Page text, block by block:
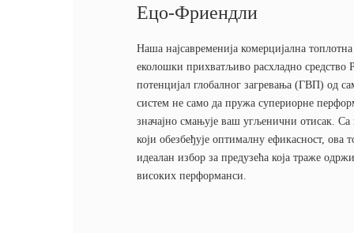
Ецо-Фриендли
Наша најсавременија комерцијална
еколошки прихватљиво расхладно средство
потенцијал глобалног загревања (ГВП) од
систем не само да пружа супериорне
значајно смањује ваш угљенични отисак.
који обезбеђује оптималну ефикасност, ова
идеалан избор за предузећа која траже
високих перформанси.